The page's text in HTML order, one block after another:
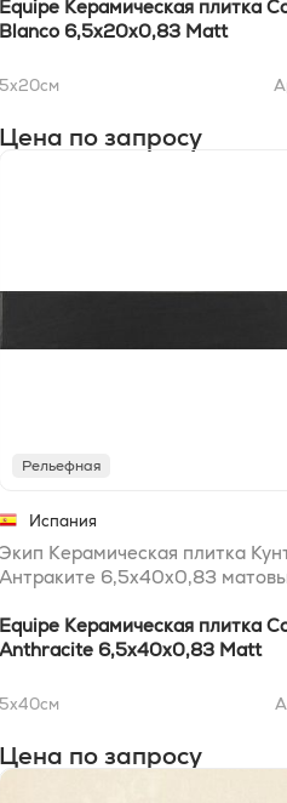
Equipe Керамическая плитка
Blanco 6,5x20x0,83 Matt
5x20см
Цена по запросу
Рельефная
Испания
Экип Керамическая плитка
Антраките 6,5x40x0,83
Equipe Керамическая плитка
Anthracite 6,5x40x0,83 Matt
5x40см
Цена по запросу